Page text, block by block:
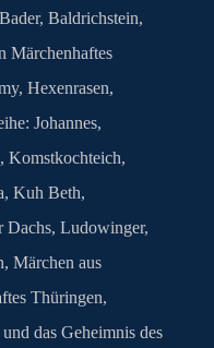
Bader, Baldrichstein,
Märchenhaftes
, Hexenrasen,
Johannes,
, Komstkochteich,
, Kuh Beth,
Dachs, Ludowinger,
, Märchen aus
Thüringen,
das Geheimnis des